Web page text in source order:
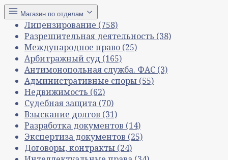
Магазин по отделам
Лицензирование (758)
Разрешительная деятельность (38)
Международное право (25)
Арбитражный суд (165)
Антимонопольная служба. ФАС (3)
Административные споры (55)
Недвижимость (62)
Судебная защита (70)
Взыскание долгов (31)
Разработка документов (14)
Экспертиза документов (25)
Договоры, контракты (24)